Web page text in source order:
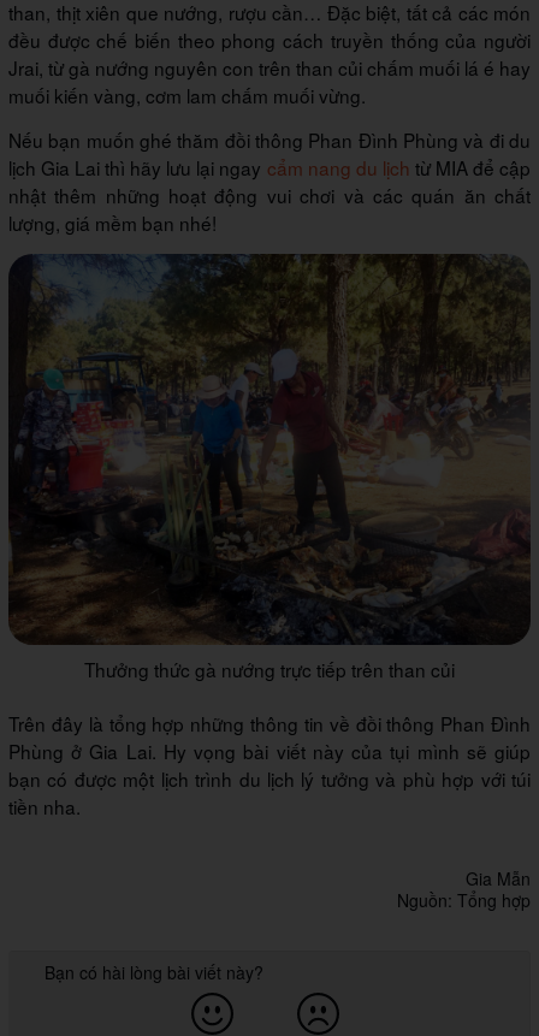
than, thịt xiên que nướng, rượu cần… Đặc biệt, tất cả các món
đều được chế biến theo phong cách truyền thống của người
Jrai, từ gà nướng nguyên con trên than củi chấm muối lá é hay
muối kiến vàng, cơm lam chấm muối vừng.
Nếu bạn muốn ghé thăm đồi thông Phan Đình Phùng và đi du
lịch Gia Lai thì hãy lưu lại ngay cẩm nang du lịch từ MIA để cập
nhật thêm những hoạt động vui chơi và các quán ăn chất
lượng, giá mềm bạn nhé!
Thưởng thức gà nướng trực tiếp trên than củi
Trên đây là tổng hợp những thông tin về đồi thông Phan Đình
Phùng ở Gia Lai. Hy vọng bài viết này của tụi mình sẽ giúp
bạn có được một lịch trình du lịch lý tưởng và phù hợp với túi
tiền nha.
Gia Mẫn
Nguồn: Tổng hợp
Bạn có hài lòng bài viết này?